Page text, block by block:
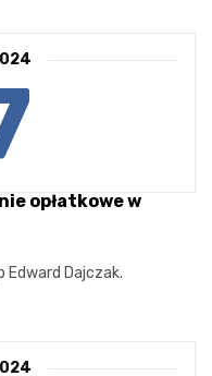
opłatkowe w
Edward Dajczak.